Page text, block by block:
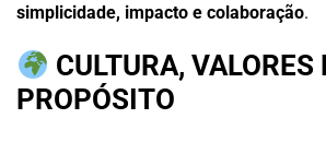
simplicidade, impacto e colaboração.
CULTURA, VALORES
PROPÓSITO